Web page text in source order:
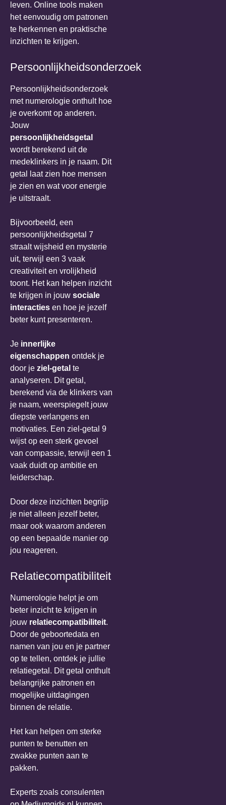
leven. Online tools maken
het eenvoudig om patronen
te herkennen en praktische
inzichten te krijgen.
Persoonlijkheidsonderzoek
Persoonlijkheidsonderzoek
met numerologie onthult hoe
je overkomt op anderen.
Jouw
persoonlijkheidsgetal
wordt berekend uit de
medeklinkers in je naam. Dit
getal laat zien hoe mensen
je zien en wat voor energie
je uitstraalt.
Bijvoorbeeld, een
persoonlijkheidsgetal 7
straalt wijsheid en mysterie
uit, terwijl een 3 vaak
creativiteit en vrolijkheid
toont. Het kan helpen inzicht
te krijgen in jouw sociale
interacties en hoe je jezelf
beter kunt presenteren.
Je innerlijke
eigenschappen ontdek je
door je ziel-getal te
analyseren. Dit getal,
berekend via de klinkers van
je naam, weerspiegelt jouw
diepste verlangens en
motivaties. Een ziel-getal 9
wijst op een sterk gevoel
van compassie, terwijl een 1
vaak duidt op ambitie en
leiderschap.
Door deze inzichten begrijp
je niet alleen jezelf beter,
maar ook waarom anderen
op een bepaalde manier op
jou reageren.
Relatiecompatibiliteit
Numerologie helpt je om
beter inzicht te krijgen in
jouw relatiecompatibiliteit.
Door de geboortedata en
namen van jou en je partner
op te tellen, ontdek je jullie
relatiegetal. Dit getal onthult
belangrijke patronen en
mogelijke uitdagingen
binnen de relatie.
Het kan helpen om sterke
punten te benutten en
zwakke punten aan te
pakken.
Experts zoals consulenten